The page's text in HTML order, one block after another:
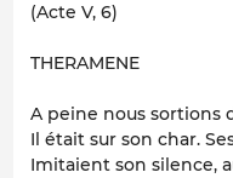
(Acte V, 6)
THERAMENE
A peine nous sortions
Il était sur son char.
Imitaient son silence,